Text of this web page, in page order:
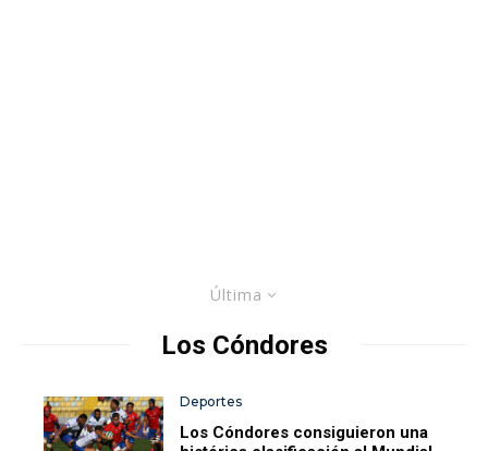
Última
Los Cóndores
Deportes
Los Cóndores consiguieron una